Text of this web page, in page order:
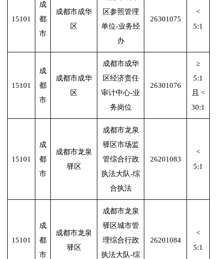
15101
成
都
市
成都市成华
区
区参照管理
单位-业务经
办
26301075
<
5:1
15101
成
都
市
成都市成华
区
成都市成华
区经济责任
审计中心-业
务岗位
26301076
≥
5:1
且 <
30:1
15101
成
都
市
成都市龙泉
驿区
成都市龙泉
驿区市场监
管综合行政
执法大队-综
合执法
26201083
<
5:1
15101
成
都
市
成都市龙泉
驿区
成都市龙泉
驿区城市管
理综合行政
执法大队-综
26201084
<
5:1